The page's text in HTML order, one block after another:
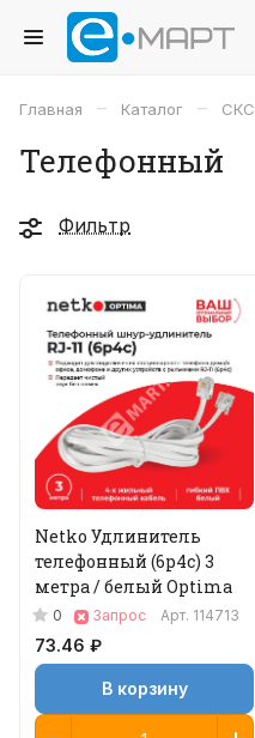
Главная – Каталог – СКС
Телефонный
Фильтр
Netko Удлинитель
телефонный (6р4с) 3
метра / белый Optima
0 Запрос Арт. 114713
73.46 ₽
В корзину